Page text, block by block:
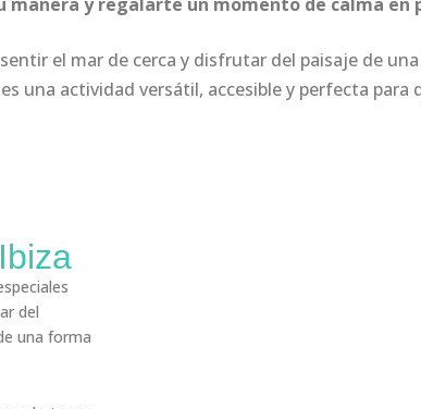
el mar de cerca y disfrutar del paisaje de
una actividad versátil, accesible y perfecta para
del
una forma